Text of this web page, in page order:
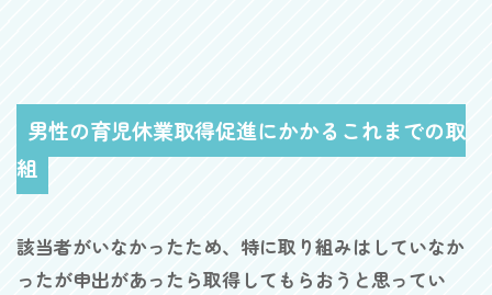
男性の育児休業取得促進にかかるこれまでの取
組
該当者がいなかったため、特に取り組みはしていなか
ったが申出があったら取得してもらおうと思ってい